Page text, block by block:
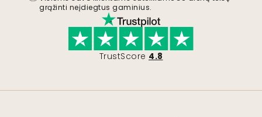
grąžinti neįdiegtus gaminius.
TrustScore 4.8